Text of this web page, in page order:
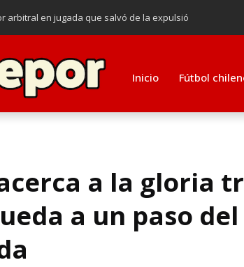
arbitral en jugada que salvó de la expulsió
esperanza de clasificar a octavos de
Ancelotti como su nuevo entrenador para
Inicio Fútbol
a la gloria
a un paso